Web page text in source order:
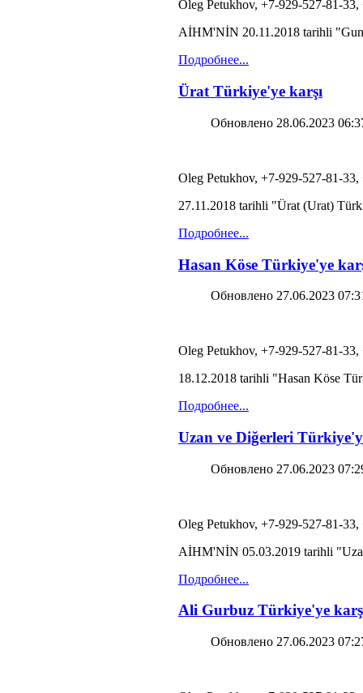
Oleg Petukhov, +7-929-527-81-
AİHM'NİN 20.11.2018 tarihli
Подробнее...
Ürat Türkiye'ye karşı
Обновлено 28.06.2023
Oleg Petukhov, +7-929-527-81-
27.11.2018 tarihli "Ürat (Urat)
Подробнее...
Hasan Köse Türkiye'ye
Обновлено 27.06.2023
Oleg Petukhov, +7-929-527-81-
18.12.2018 tarihli "Hasan Köse
Подробнее...
Uzan ve Diğerleri
Обновлено 27.06.2023
Oleg Petukhov, +7-929-527-81-
AİHM'NİN 05.03.2019 tarihli
Подробнее...
Ali Gurbuz Türkiye'ye
Обновлено 27.06.2023